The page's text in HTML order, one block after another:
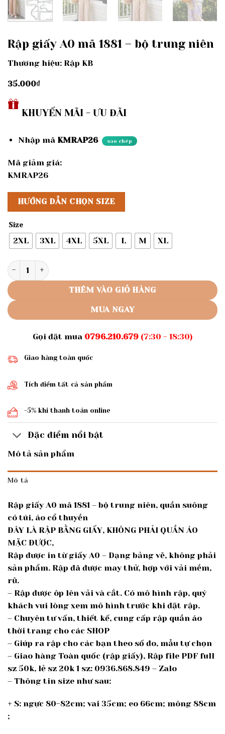
Rập giấy A0 mã 1881 – bộ trung niên
Thương hiệu: Rập KB
35.000₫
KHUYẾN MÃI - ƯU ĐÃI
Nhập mã KMRAP26 sao chép
Mã giảm giá:
KMRAP26
HƯỚNG DẪN CHỌN SIZE
Size
2XL 3XL 4XL 5XL L M XL
Rập giấy A0 mã 1881 - bộ trung niên số lượng
THÊM VÀO GIỎ HÀNG
MUA NGAY
Gọi đặt mua 0796.210.679(7:30 - 18:30)
Giao hàng toàn quốc
Tích điểm tất cả sản phẩm
-5% khi thanh toán online
Đặc điểm nổi bật
Mô tả sản phẩm
Mô tả
Rập giấy A0 mã 1881 – bộ trung niên, quần suông
có túi, áo cổ thuyền
ĐÂY LÀ RẬP BẰNG GIẤY, KHÔNG PHẢI QUẦN ÁO
MẶC ĐƯỢC,
Rập được in từ giấy A0 – Dạng bảng vẽ, không phải
sản phẩm. Rập đã được may thử, hợp với vải mềm,
rũ.
– Rập được ôp lên vải và cắt. Có mô hình rập, quý
khách vui lòng xem mô hình trước khi đặt rập.
– Chuyên tư vấn, thiết kế, cung cấp rập quần áo
thời trang cho các SHOP
– Giúp ra rập cho các bạn theo số đo, mẫu tự chọn
– Giao hàng Toàn quốc (rập giấy), Rập file PDF full
sz 50k, lẻ sz 20k 1 sz: 0936.868.849 – Zalo
– Thông tin size như sau:
+ S: ngực 80-82cm; vai 35cm; eo 66cm; mông 88cm
;